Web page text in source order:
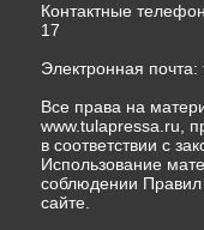
Контактные
17
Электронная почта:
Все права на
www.tulapressa.ru,
в соответствии с
Использование
соблюдении
сайте.